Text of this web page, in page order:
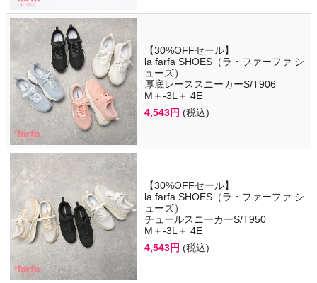
【30%OFFセール】
la farfa SHOES（ラ・ファーファ シ
ューズ）
厚底レーススニーカーS/T906
M＋-3L＋ 4E
4,543円 (税込)
【30%OFFセール】
la farfa SHOES（ラ・ファーファ シ
ューズ）
チュールスニーカーS/T950
M＋-3L＋ 4E
4,543円 (税込)